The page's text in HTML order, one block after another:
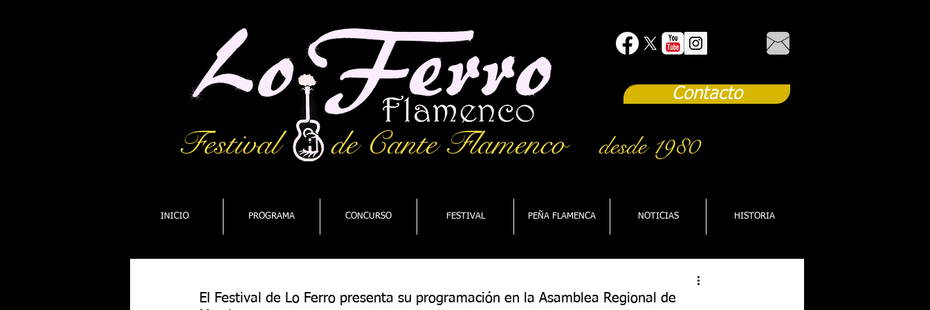
Contacto
Festival de Cante Flamencodesde 1980
INICIO PROGRAMA CONCURSO FESTIVAL PEÑA FLAMENCA NOTICIAS HISTORIA
El Festival de Lo Ferro presenta su programación en la Asamblea Regional de